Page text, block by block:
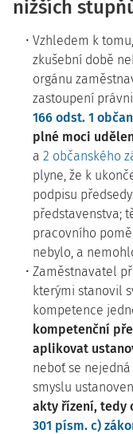
nižších
Vzhledem k
zkušební době
orgánu
zastoupení
166 odst. 1
plné moci
a 2 občanského
plyne, že k
podpisu
představenstva;
pracovního
nebylo, a
Zaměstnavatel
kterými stanovil
kompetence
kompetenční
aplikovat
neboť se
smyslu
akty řízení, tedy
301 písm. c)